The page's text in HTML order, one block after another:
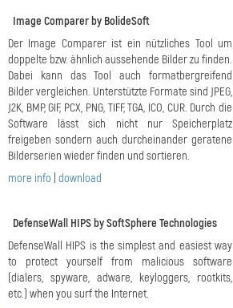
Image Comparer by BolideSoft
Der Image Comparer ist ein nützliches Tool um
doppelte bzw. ähnlich aussehende Bilder zu finden.
Dabei kann das Tool auch formatbergreifend
Bilder vergleichen. Unterstützte Formate sind JPEG,
J2K, BMP, GIF, PCX, PNG, TIFF, TGA, ICO, CUR. Durch die
Software lässt sich nicht nur Speicherplatz
freigeben sondern auch durcheinander geratene
Bilderserien wieder finden und sortieren.
more info download
DefenseWall HIPS by SoftSphere Technologies
DefenseWall HIPS is the simplest and easiest way
to protect yourself from malicious software
(dialers, spyware, adware, keyloggers, rootkits,
etc.) when you surf the Internet.